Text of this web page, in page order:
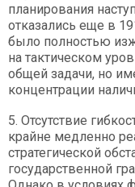
планирования
отказались еще в
было полностью
на тактическом
общей задачи, но
концентрации
5. Отсутствие
крайне медленно
стратегической
государственной